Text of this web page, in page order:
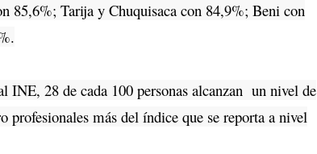
85,6%; Tarija y Chuquisaca con 84,9%; Beni con
28 de cada 100 personas alcanzan un nivel de
profesionales más del índice que se reporta a nivel